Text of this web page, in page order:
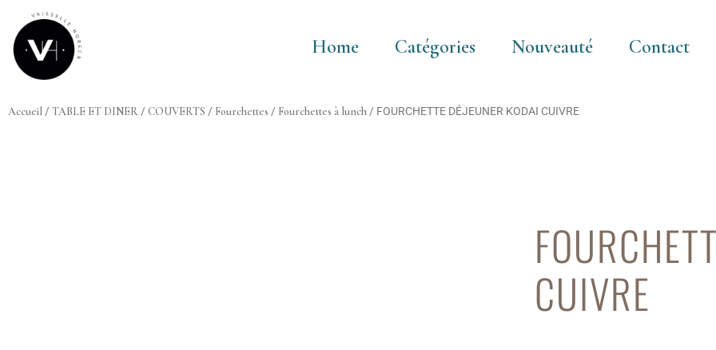
contenu
Home Catégories Nouveauté Contact
Accueil / TABLE ET DINER / COUVERTS / Fourchettes / Fourchettes à lunch / FOURCHETTE DÉJEUNER KODAI CUIVRE
CUIVRE